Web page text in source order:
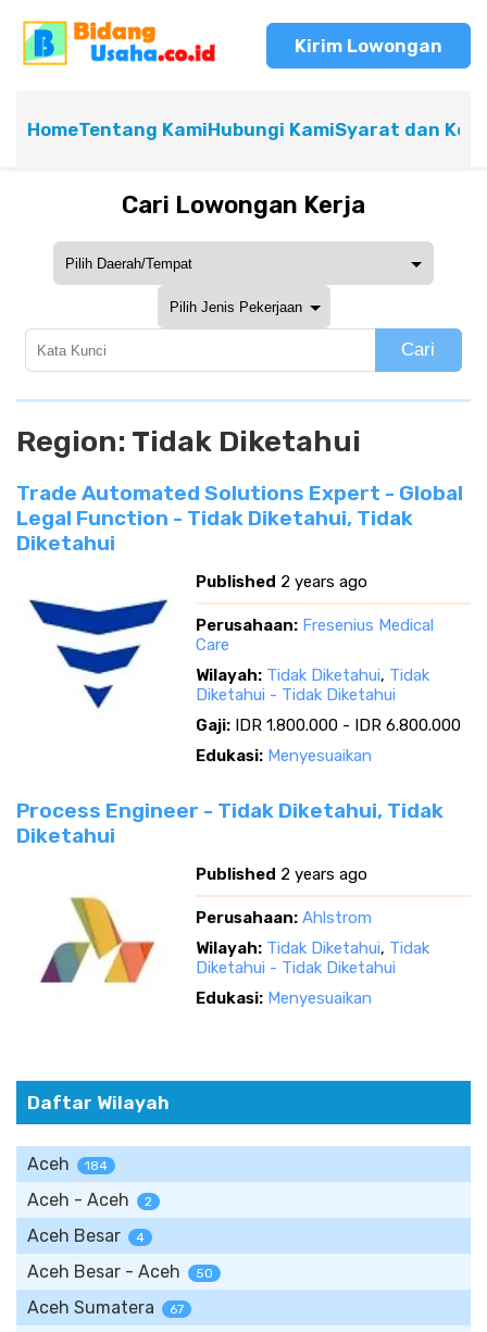
Kirim Lowongan
HomeTentang KamiHubungi KamiSyarat dan
Cari Lowongan Kerja
Cari
Region: Tidak Diketahui
Trade Automated Solutions Expert - Global
Legal Function - Tidak Diketahui, Tidak
Diketahui
Published 2 years ago
Perusahaan: Fresenius Medical
Care
Wilayah: Tidak Diketahui, Tidak
Diketahui - Tidak Diketahui
Gaji: IDR 1.800.000 - IDR 6.800.000
Edukasi: Menyesuaikan
Process Engineer - Tidak Diketahui, Tidak
Diketahui
Published 2 years ago
Perusahaan: Ahlstrom
Wilayah: Tidak Diketahui, Tidak
Diketahui - Tidak Diketahui
Edukasi: Menyesuaikan
Daftar Wilayah
Aceh 184
Aceh - Aceh 2
Aceh Besar 4
Aceh Besar - Aceh 50
Aceh Sumatera 67